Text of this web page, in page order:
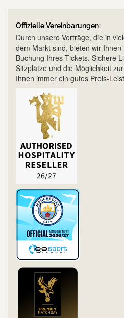
Offizielle Vereinbarungen:
Durch unsere Verträge, die in
dem Markt sind, bieten wir
Buchung Ihres Tickets. Sichere
Sitzplätze und die Möglichkeit
Ihnen immer ein gutes Preis-